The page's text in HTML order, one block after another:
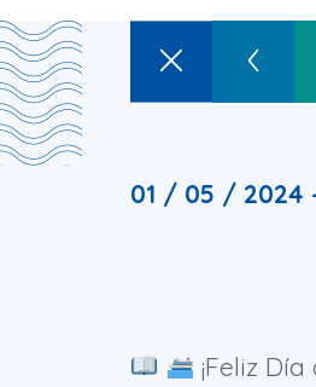
01 / 05 / 2024
¡Feliz